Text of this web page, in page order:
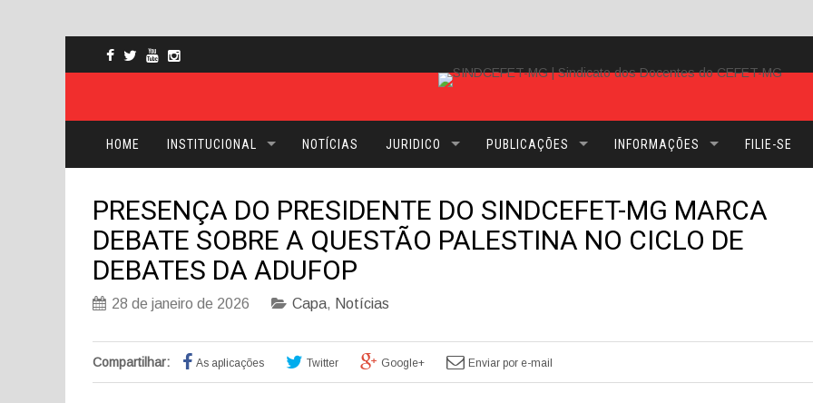
HOME INSTITUCIONAL NOTÍCIAS JURIDICO PUBLICAÇÕES INFORMAÇÕES FILIE-SE
PRESENÇA DO PRESIDENTE DO SINDCEFET-MG MARCA
DEBATE SOBRE A QUESTÃO PALESTINA NO CICLO DE
DEBATES DA ADUFOP
28 de janeiro de 2026 Capa, Notícias
Compartilhar: As aplicações Twitter Google+ Enviar por e-mail